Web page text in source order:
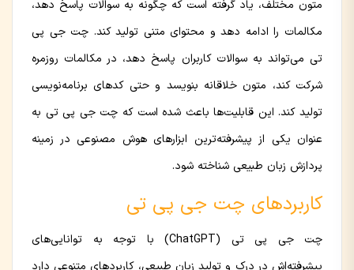
متون مختلف، یاد گرفته است که چگونه به سوالات پاسخ دهد،
مکالمات را ادامه دهد و محتوای متنی تولید کند. چت جی پی
تی می‌تواند به سوالات کاربران پاسخ دهد، در مکالمات روزمره
شرکت کند، متون خلاقانه بنویسد و حتی کدهای برنامه‌نویسی
تولید کند. این قابلیت‌ها باعث شده است که چت جی پی تی به
عنوان یکی از پیشرفته‌ترین ابزارهای هوش مصنوعی در زمینه
پردازش زبان طبیعی شناخته شود.
کاربردهای چت جی پی تی
چت جی پی تی (ChatGPT) با توجه به توانایی‌های
پیشرفته‌اش در درک و تولید زبان طبیعی، کاربردهای متنوعی دارد